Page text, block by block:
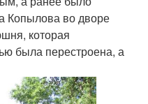
Копылова во дворе
которая
была перестроена, а